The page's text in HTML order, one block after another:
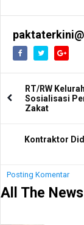
RT/RW
Sosialisasi
Zakat
Kontraktor
Posting Komentar
All The News